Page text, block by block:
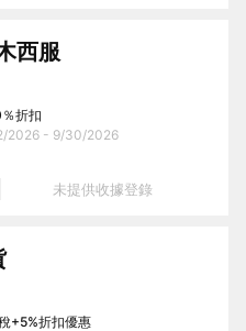
西服
2026 - 9/30/2026
折扣
未提供收據登錄
+5%折扣優惠